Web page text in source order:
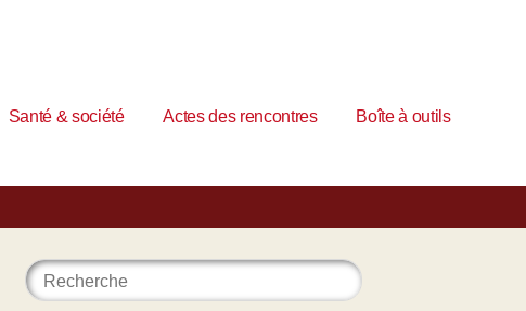
Santé & société Actes des rencontres
Boîte à outils